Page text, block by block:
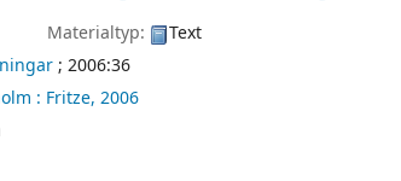
Materialtyp:
Text
; 2006:36
: Fritze, 2006